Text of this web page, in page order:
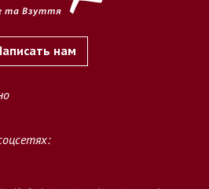
обработку и выполнение
полной оплаты
самостоятельно и внимательно
товара, размер, цвет, количество
перед осуществлением оплаты.
оплаты, изложенными на
нам